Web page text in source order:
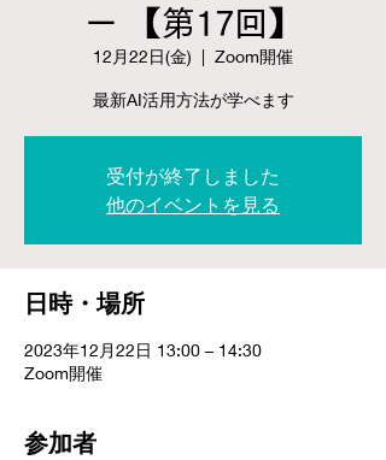
ー 【第17回】
12月22日(金)
  |
Zoom開催
最新AI活用方法が学べます
受付が終了しました
他のイベントを見る
日時・場所
2023年12月22日 13:00 – 14:30
Zoom開催
参加者